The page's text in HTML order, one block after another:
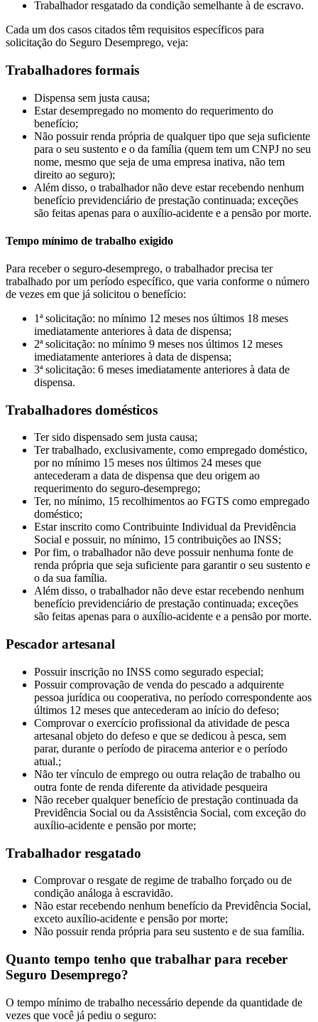
Trabalhador resgatado da condição semelhante à de escravo.
Cada um dos casos citados têm requisitos específicos para
solicitação do Seguro Desemprego, veja:
Trabalhadores formais
Dispensa sem justa causa;
Estar desempregado no momento do requerimento do
benefício;
Não possuir renda própria de qualquer tipo que seja suficiente
para o seu sustento e o da família (quem tem um CNPJ no seu
nome, mesmo que seja de uma empresa inativa, não tem
direito ao seguro);
Além disso, o trabalhador não deve estar recebendo nenhum
benefício previdenciário de prestação continuada; exceções
são feitas apenas para o auxílio-acidente e a pensão por morte.
Tempo mínimo de trabalho exigido
Para receber o seguro-desemprego, o trabalhador precisa ter
trabalhado por um período específico, que varia conforme o número
de vezes em que já solicitou o benefício:
1ª solicitação: no mínimo 12 meses nos últimos 18 meses
imediatamente anteriores à data de dispensa;
2ª solicitação: no mínimo 9 meses nos últimos 12 meses
imediatamente anteriores à data de dispensa;
3ª solicitação: 6 meses imediatamente anteriores à data de
dispensa.
Trabalhadores domésticos
Ter sido dispensado sem justa causa;
Ter trabalhado, exclusivamente, como empregado doméstico,
por no mínimo 15 meses nos últimos 24 meses que
antecederam a data de dispensa que deu origem ao
requerimento do seguro-desemprego;
Ter, no mínimo, 15 recolhimentos ao FGTS como empregado
doméstico;
Estar inscrito como Contribuinte Individual da Previdência
Social e possuir, no mínimo, 15 contribuições ao INSS;
Por fim, o trabalhador não deve possuir nenhuma fonte de
renda própria que seja suficiente para garantir o seu sustento e
o da sua família.
Além disso, o trabalhador não deve estar recebendo nenhum
benefício previdenciário de prestação continuada; exceções
são feitas apenas para o auxílio-acidente e a pensão por morte.
Pescador artesanal
Possuir inscrição no INSS como segurado especial;
Possuir comprovação de venda do pescado a adquirente
pessoa jurídica ou cooperativa, no período correspondente aos
últimos 12 meses que antecederam ao início do defeso;
Comprovar o exercício profissional da atividade de pesca
artesanal objeto do defeso e que se dedicou à pesca, sem
parar, durante o período de piracema anterior e o período
atual.;
Não ter vínculo de emprego ou outra relação de trabalho ou
outra fonte de renda diferente da atividade pesqueira
Não receber qualquer benefício de prestação continuada da
Previdência Social ou da Assistência Social, com exceção do
auxílio-acidente e pensão por morte;
Trabalhador resgatado
Comprovar o resgate de regime de trabalho forçado ou de
condição análoga à escravidão.
Não estar recebendo nenhum benefício da Previdência Social,
exceto auxílio-acidente e pensão por morte;
Não possuir renda própria para seu sustento e de sua família.
Quanto tempo tenho que trabalhar para receber
Seguro Desemprego?
O tempo mínimo de trabalho necessário depende da quantidade de
vezes que você já pediu o seguro: